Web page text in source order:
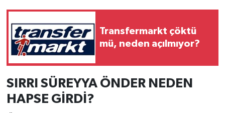
Transfermarkt çöktü
mü, neden açılmıyor?
SIRRI SÜREYYA ÖNDER NEDEN
HAPSE GİRDİ?